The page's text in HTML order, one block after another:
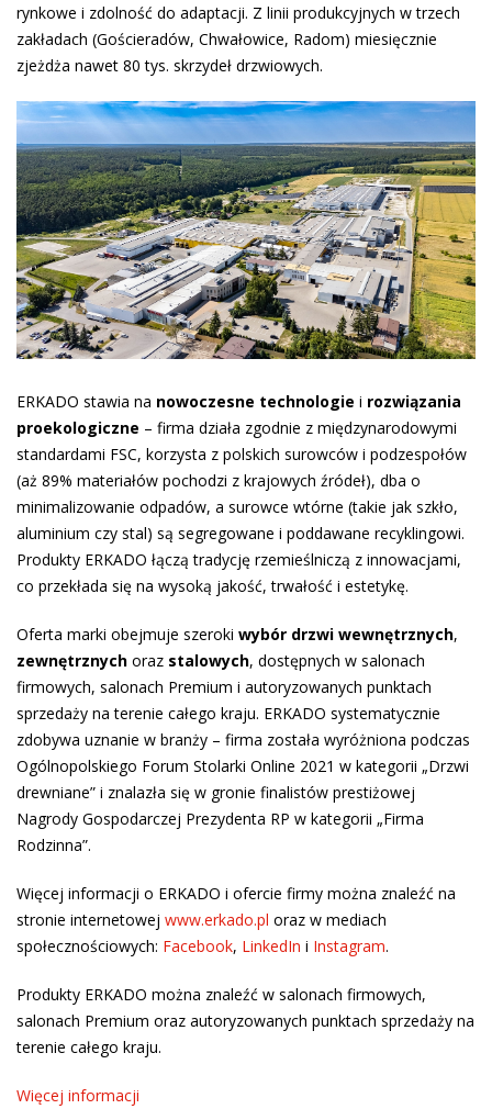
rynkowe i zdolność do adaptacji. Z linii produkcyjnych w trzech
zakładach (Gościeradów, Chwałowice, Radom) miesięcznie
zjeżdża nawet 80 tys. skrzydeł drzwiowych.
ERKADO stawia na nowoczesne technologie i rozwiązania
proekologiczne – firma działa zgodnie z międzynarodowymi
standardami FSC, korzysta z polskich surowców i podzespołów
(aż 89% materiałów pochodzi z krajowych źródeł), dba o
minimalizowanie odpadów, a surowce wtórne (takie jak szkło,
aluminium czy stal) są segregowane i poddawane recyklingowi.
Produkty ERKADO łączą tradycję rzemieślniczą z innowacjami,
co przekłada się na wysoką jakość, trwałość i estetykę.
Oferta marki obejmuje szeroki wybór drzwi wewnętrznych,
zewnętrznych oraz stalowych, dostępnych w salonach
firmowych, salonach Premium i autoryzowanych punktach
sprzedaży na terenie całego kraju. ERKADO systematycznie
zdobywa uznanie w branży – firma została wyróżniona podczas
Ogólnopolskiego Forum Stolarki Online 2021 w kategorii „Drzwi
drewniane” i znalazła się w gronie finalistów prestiżowej
Nagrody Gospodarczej Prezydenta RP w kategorii „Firma
Rodzinna”.
Więcej informacji o ERKADO i ofercie firmy można znaleźć na
stronie internetowej www.erkado.pl oraz w mediach
społecznościowych: Facebook, LinkedIn i Instagram.
Produkty ERKADO można znaleźć w salonach firmowych,
salonach Premium oraz autoryzowanych punktach sprzedaży na
terenie całego kraju.
Więcej informacji